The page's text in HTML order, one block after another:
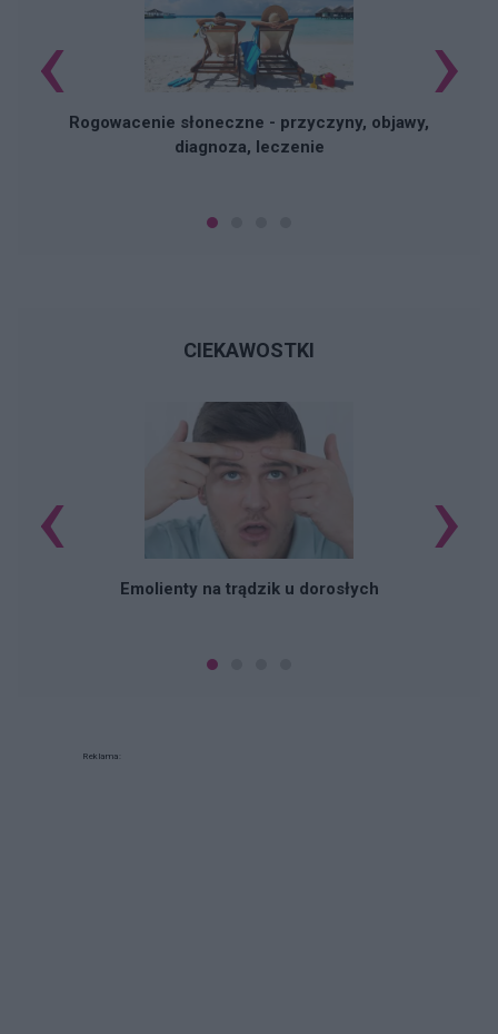
Rogowacenie słoneczne - przyczyny, objawy,
diagnoza, leczenie
‹ ›
CIEKAWOSTKI
Emolienty na trądzik u dorosłych
‹ ›
Reklama: